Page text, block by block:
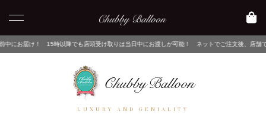
でも店頭受け取りは当日中にお渡しが可能！ ネットでご注文後、店舗でピックアップするだ
LUXURY AND GENIALITY